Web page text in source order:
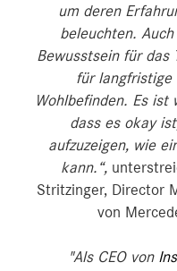
um deren
beleuchten.
Bewusstsein für das
für langfristige
Wohlbefinden. Es ist
dass es okay
aufzuzeigen, wie
kann.“,
Stritzinger, Director
von
"Als CEO von